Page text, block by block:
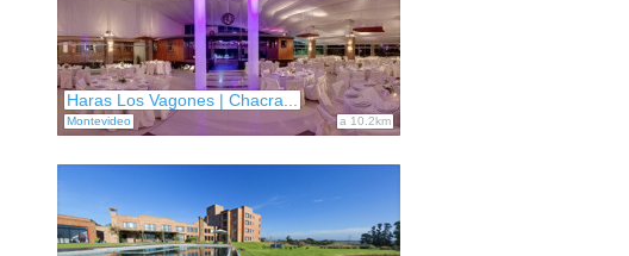
Montevideo
Haras Los Vagones | Chacra...
a 10.2km